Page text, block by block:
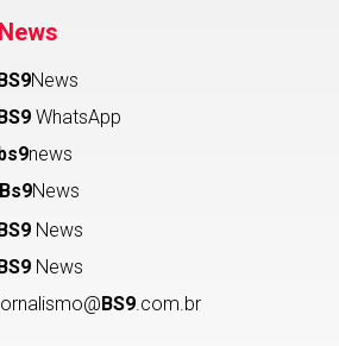
BS9News
BS9 WhatsApp
bs9news
Bs9News
BS9 News
BS9 News
BS9.com.br